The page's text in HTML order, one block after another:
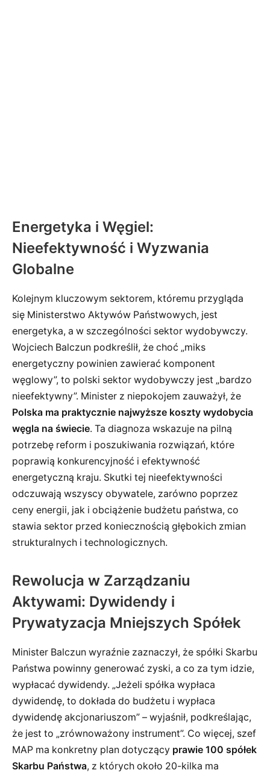
Energetyka i Węgiel:
Nieefektywność i Wyzwania
Globalne
Kolejnym kluczowym sektorem, któremu przygląda
się Ministerstwo Aktywów Państwowych, jest
energetyka, a w szczególności sektor wydobywczy.
Wojciech Balczun podkreślił, że choć „miks
energetyczny powinien zawierać komponent
węglowy”, to polski sektor wydobywczy jest „bardzo
nieefektywny”. Minister z niepokojem zauważył, że
Polska ma praktycznie najwyższe koszty wydobycia
węgla na świecie. Ta diagnoza wskazuje na pilną
potrzebę reform i poszukiwania rozwiązań, które
poprawią konkurencyjność i efektywność
energetyczną kraju. Skutki tej nieefektywności
odczuwają wszyscy obywatele, zarówno poprzez
ceny energii, jak i obciążenie budżetu państwa, co
stawia sektor przed koniecznością głębokich zmian
strukturalnych i technologicznych.
Rewolucja w Zarządzaniu
Aktywami: Dywidendy i
Prywatyzacja Mniejszych Spółek
Minister Balczun wyraźnie zaznaczył, że spółki Skarbu
Państwa powinny generować zyski, a co za tym idzie,
wypłacać dywidendy. „Jeżeli spółka wypłaca
dywidendę, to dokłada do budżetu i wypłaca
dywidendę akcjonariuszom” – wyjaśnił, podkreślając,
że jest to „zrównoważony instrument”. Co więcej, szef
MAP ma konkretny plan dotyczący prawie 100 spółek
Skarbu Państwa, z których około 20-kilka ma